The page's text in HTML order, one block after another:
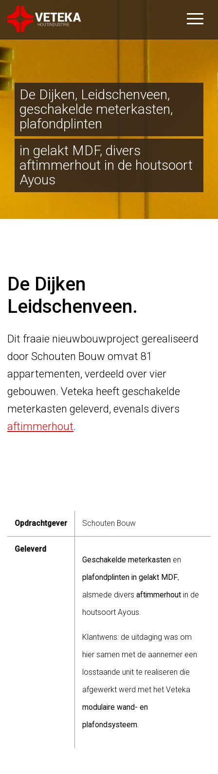
De Dijken, Leidschenveen,
geschakelde meterkasten,
plafondplinten
in gelakt MDF, divers
aftimmerhout in de houtsoort
Ayous
De Dijken
Leidschenveen.
Dit fraaie nieuwbouwproject gerealiseerd
door Schouten Bouw omvat 81
appartementen, verdeeld over vier
gebouwen. Veteka heeft geschakelde
meterkasten geleverd, evenals divers
aftimmerhout.
Opdrachtgever Schouten Bouw
Geleverd
Geschakelde meterkasten en
plafondplinten in gelakt MDF,
alsmede divers aftimmerhout in de
houtsoort Ayous.
Klantwens: de uitdaging was om
hier samen met de aannemer een
losstaande unit te realiseren die
afgewerkt werd met het Veteka
modulaire wand- en
plafondsysteem